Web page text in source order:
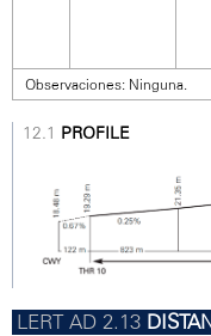
Observaciones: Ninguna.
PROFILE